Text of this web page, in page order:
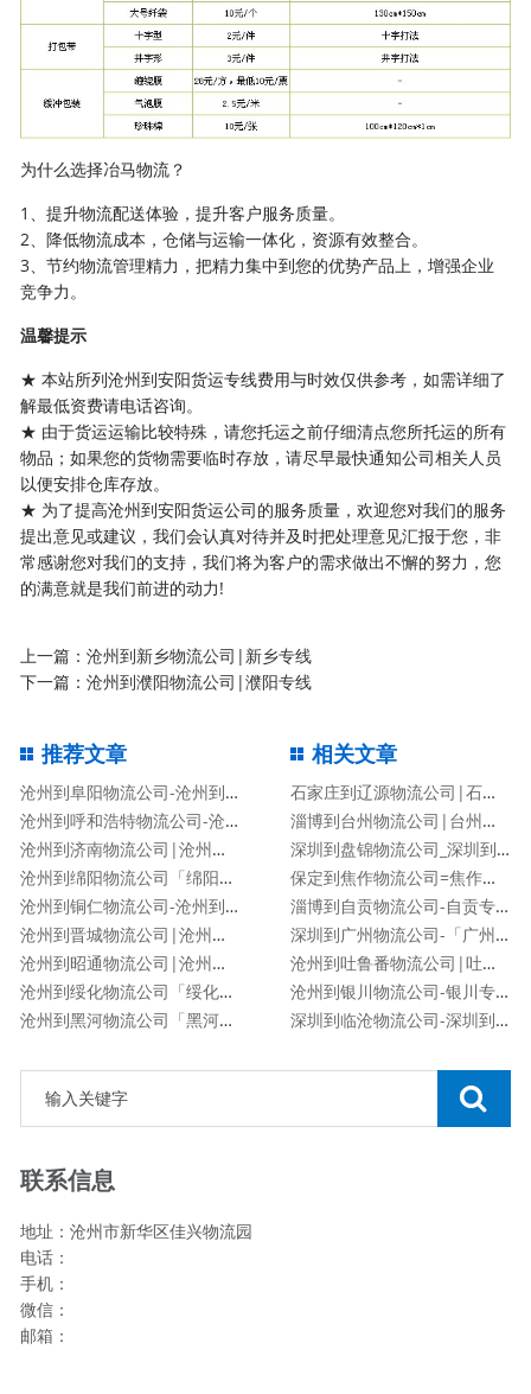
为什么选择冶马物流？
1、提升物流配送体验，提升客户服务质量。
2、降低物流成本，仓储与运输一体化，资源有效整合。
3、节约物流管理精力，把精力集中到您的优势产品上，增强企业
竞争力。
温馨提示
★ 本站所列沧州到安阳货运专线费用与时效仅供参考，如需详细了
解最低资费请电话咨询。
★ 由于货运运输比较特殊，请您托运之前仔细清点您所托运的所有
物品；如果您的货物需要临时存放，请尽早最快通知公司相关人员
以便安排仓库存放。
★ 为了提高沧州到安阳货运公司的服务质量，欢迎您对我们的服务
提出意见或建议，我们会认真对待并及时把处理意见汇报于您，非
常感谢您对我们的支持，我们将为客户的需求做出不懈的努力，您
的满意就是我们前进的动力!
上一篇：沧州到新乡物流公司|新乡专线
下一篇：沧州到濮阳物流公司|濮阳专线
推荐文章
沧州到阜阳物流公司-沧州到阜阳货运专线
沧州到呼和浩特物流公司-沧州到呼和浩特货运专线
沧州到济南物流公司|沧州到济南物流专线
沧州到绵阳物流公司「绵阳专线」
沧州到铜仁物流公司-沧州到铜仁货运专线
沧州到晋城物流公司|沧州到晋城物流专线
沧州到昭通物流公司|沧州到昭通物流专线
沧州到绥化物流公司「绥化专线」
沧州到黑河物流公司「黑河专线」
相关文章
石家庄到辽源物流公司|石家庄到辽源物流专线
淄博到台州物流公司|台州专线
深圳到盘锦物流公司_深圳到盘锦货运专线
保定到焦作物流公司=焦作专线
淄博到自贡物流公司-自贡专线
深圳到广州物流公司-「广州专线」
沧州到吐鲁番物流公司|吐鲁番专线
沧州到银川物流公司-银川专线
深圳到临沧物流公司-深圳到临沧货运专线
联系信息
地址：沧州市新华区佳兴物流园
电话：
手机：
微信：
邮箱：